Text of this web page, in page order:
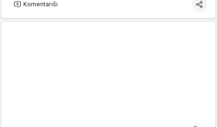
Komentariši